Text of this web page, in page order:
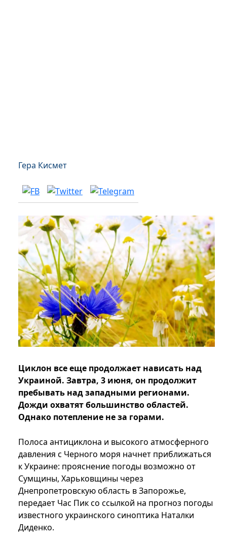
Гера Кисмет
Циклон все еще продолжает нависать над
Украиной. Завтра, 3 июня, он продолжит
пребывать над западными регионами.
Дожди охватят большинство областей.
Однако потепление не за горами.
Полоса антициклона и высокого атмосферного
давления с Черного моря начнет приближаться
к Украине: прояснение погоды возможно от
Сумщины, Харьковщины через
Днепропетровскую область в Запорожье,
передает Час Пик со ссылкой на прогноз погоды
известного украинского синоптика Наталки
Диденко.